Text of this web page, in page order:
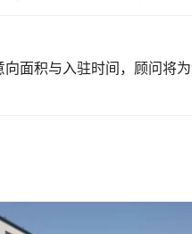
面积与入驻时间，顾问将